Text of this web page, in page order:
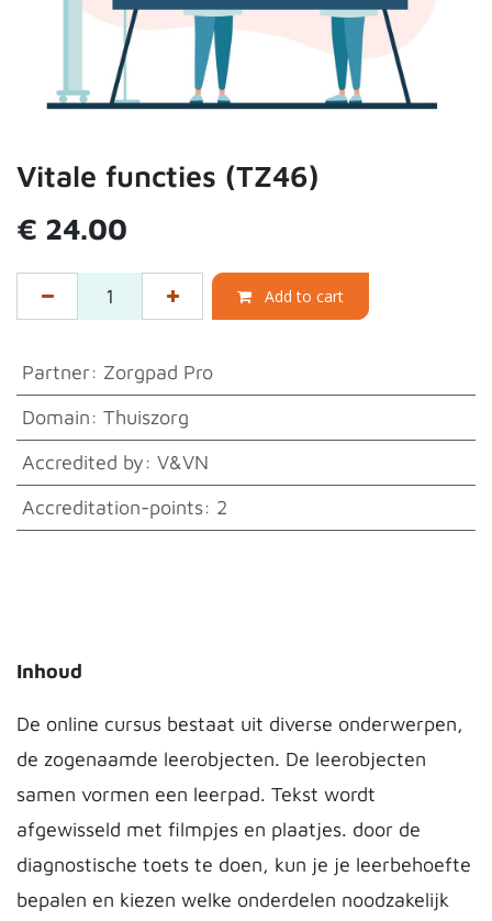
Vitale functies (TZ46)
€ 24.00
Add to cart
Partner: Zorgpad Pro
Domain: Thuiszorg
Accredited by: V&VN
Accreditation-points: 2
Inhoud
De online cursus bestaat uit diverse onderwerpen,
de zogenaamde leerobjecten. De leerobjecten
samen vormen een leerpad. Tekst wordt
afgewisseld met filmpjes en plaatjes. door de
diagnostische toets te doen, kun je je leerbehoefte
bepalen en kiezen welke onderdelen noodzakelijk